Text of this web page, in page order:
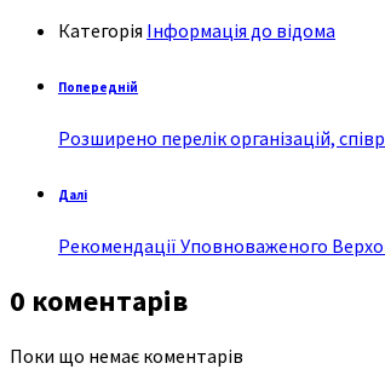
Категорія Інформація до відома
Попередній
Розширено перелік організацій,
Далі
Рекомендації Уповноваженого
0 коментарів
Поки що немає коментарів